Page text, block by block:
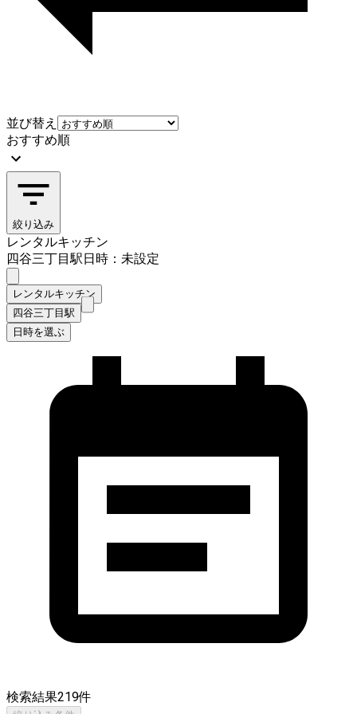
並び替え
おすすめ順
絞り込み
レンタルキッチン
四谷三丁目駅日時：未設定
レンタルキッチン
四谷三丁目駅
日時を選ぶ
検索結果219件